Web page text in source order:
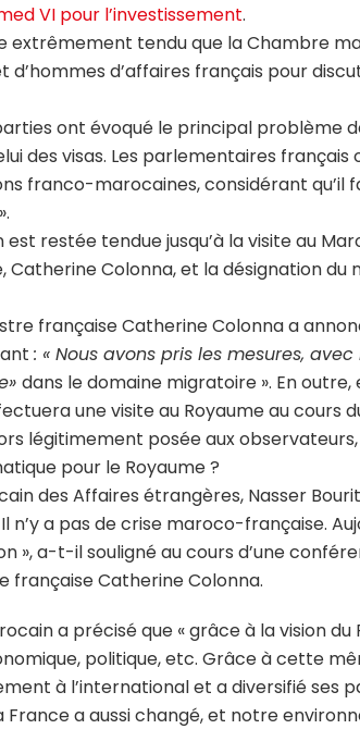
VI pour l’investissement.
extrêmement tendu que la Chambre
d’hommes d’affaires français pour
ont évoqué le principal problème
des visas. Les parlementaires
franco-marocaines, considérant qu’il
est restée tendue jusqu’à la visite au
Catherine Colonna, et la désignation du
française Catherine Colonna a
: « Nous avons pris les mesures,
dans le domaine migratoire ». En
une visite au Royaume au cours
légitimement posée aux
pour le Royaume ?
des Affaires étrangères, Nasser
n’y a pas de crise maroco-française.
», a-t-il souligné au cours d’une
française Catherine Colonna.
a précisé que « grâce à la vision
politique, etc. Grâce à cette
à l’international et a diversifié ses
France a aussi changé, et notre